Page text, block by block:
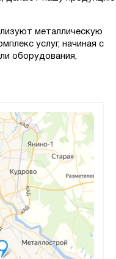
металлическую
услуг, начиная с
оборудования,